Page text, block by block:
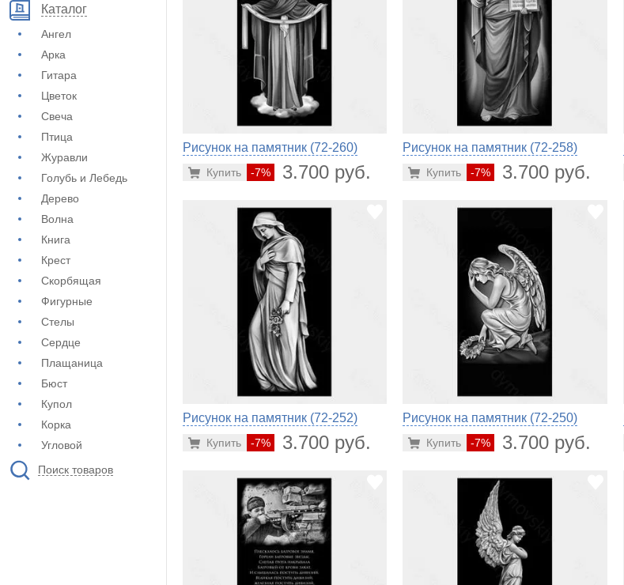
Каталог
Ангел
Арка
Гитара
Цветок
Свеча
Птица
Журавли
Голубь и Лебедь
Дерево
Волна
Книга
Крест
Скорбящая
Фигурные
Стелы
Сердце
Плащаница
Бюст
Купол
Корка
Угловой
Поиск товаров
Рисунок на памятник (72-260)
-7% 3.700 руб.
Купить
Рисунок на памятник (72-258)
-7% 3.700 руб.
Купить
Рисунок на памятник (72-252)
-7% 3.700 руб.
Купить
Рисунок на памятник (72-250)
-7% 3.700 руб.
Купить